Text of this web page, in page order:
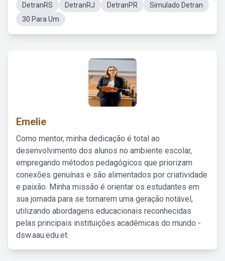
DetranRS DetranRJ DetranPR
Simulado Detran
30 Para Um
Emelie
Como mentor, minha dedicação é total ao
desenvolvimento dos alunos no ambiente escolar,
empregando métodos pedagógicos que priorizam
conexões genuínas e são alimentados por criatividade
e paixão. Minha missão é orientar os estudantes em
sua jornada para se tornarem uma geração notável,
utilizando abordagens educacionais reconhecidas
pelas principais instituições acadêmicas do mundo -
dsw.aau.edu.et.